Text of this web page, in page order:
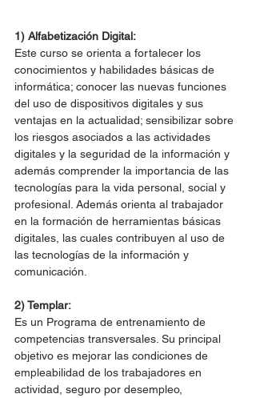
1) Alfabetización Digital:
Este curso se orienta a fortalecer los
conocimientos y habilidades básicas de
informática; conocer las nuevas funciones
del uso de dispositivos digitales y sus
ventajas en la actualidad; sensibilizar sobre
los riesgos asociados a las actividades
digitales y la seguridad de la información y
además comprender la importancia de las
tecnologías para la vida personal, social y
profesional. Además orienta al trabajador
en la formación de herramientas básicas
digitales, las cuales contribuyen al uso de
las tecnologías de la información y
comunicación.
2) Templar:
Es un Programa de entrenamiento de
competencias transversales. Su principal
objetivo es mejorar las condiciones de
empleabilidad de los trabajadores en
actividad, seguro por desempleo,